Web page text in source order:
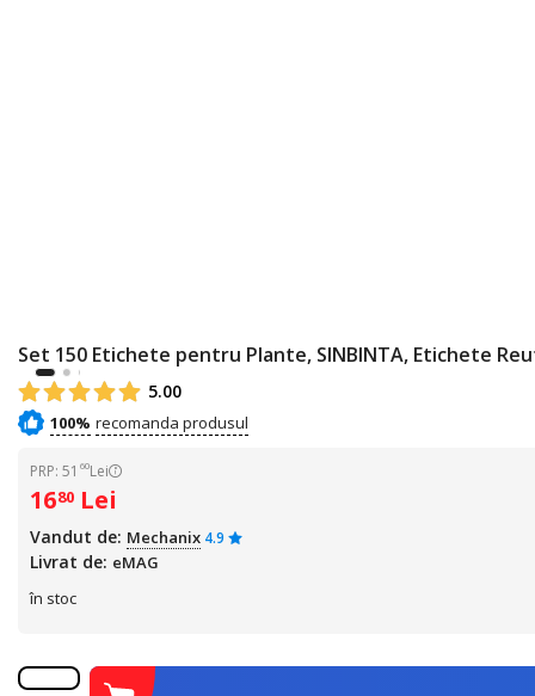
Set 150 Etichete pentru Plante, SINBINTA, Etichete
5.00
100%
PRP: 51 60Lei
1680 Lei
Vandut de: Mechanix 4.9
Livrat de: eMAG
în stoc